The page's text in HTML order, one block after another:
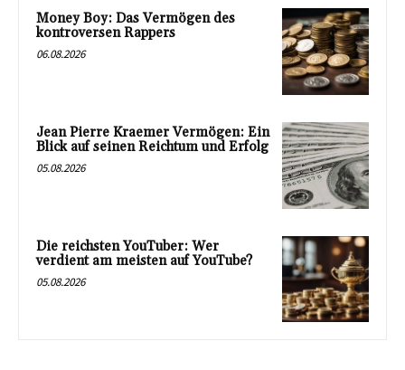
Money Boy: Das Vermögen des
kontroversen Rappers
06.08.2026
Jean Pierre Kraemer Vermögen: Ein
Blick auf seinen Reichtum und Erfolg
05.08.2026
Die reichsten YouTuber: Wer
verdient am meisten auf YouTube?
05.08.2026